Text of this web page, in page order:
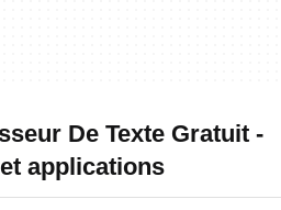
De Texte Gratuit -
applications